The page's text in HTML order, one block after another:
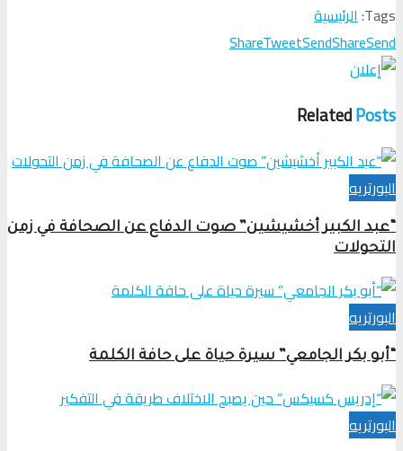
Tags: الرئيسية
ShareTweetSendShareSend
RelatedPosts
البورتريه
“عبد الكبير أخشيشين” صوت الدفاع عن الصحافة في زمن
التحولات
البورتريه
“أبو بكر الجامعي” سيرة حياة على حافة الكلمة
البورتريه